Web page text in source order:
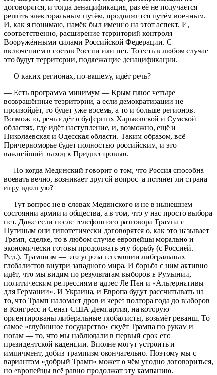
договорятся, и тогда денацификация, раз её не получается
решить электоральным путём, продолжится путём военным.
И, как я понимаю, намёк был именно на этот аспект. И,
соответственно, расширение территорий контроля
Вооружёнными силами Российской Федерации. С
включением в состав России или нет. То есть в любом случае
это будут территории, подлежащие денацификации.
— О каких регионах, по-вашему, идёт речь?
— Есть программа минимум — Крым плюс четыре
возвращённые территории, а если демократизации не
произойдёт, то будет уже восемь, а то и больше регионов.
Возможно, речь идёт о буферных Харьковской и Сумской
областях, где идёт наступление, и, возможно, ещё и
Николаевская и Одесская области. Таким образом, всё
Причерноморье будет полностью российским, и это
важнейший выход к Приднестровью.
— Но когда Мединский говорит о том, что Россия способна
воевать вечно, возникает другой вопрос: а потянет ли страна
игру вдолгую?
— Тут вопрос не в словах Мединского и не в нынешнем
состоянии армии и общества, а в том, что у нас просто выбора
нет. Даже если после телефонного разговора Трампа с
Путиным они гипотетически договорятся о, как это называет
Трамп, сделке, то в любом случае европейцы морально и
экономически готовы продолжать эту борьбу (с Россией. —
Ред.). Трампизм — это угроза гегемонии либеральных
глобалистов внутри западного мира. И борьба с ним активно
идёт, что мы видим по результатам выборов в Румынии,
политическим репрессиям в адрес Ле Пен и «Альтернативы
для Германии». И Украина, и Европа будут рассчитывать на
то, что Трамп наломает дров и через полтора года до выборов
в Конгресс и Сенат США Демпартия, на которую
ориентированы либеральные глобалисты, возьмёт реванш. То
самое «глубинное государство» скуёт Трампа по рукам и
ногам — то, что мы наблюдали в первый срок его
президентской каденции. Вполне могут устроить и
импичмент, добив трампизм окончательно. Поэтому мы с
вариантом «добрый Трамп» может о чём угодно договориться,
но европейцы всё равно продолжат эту кампанию.